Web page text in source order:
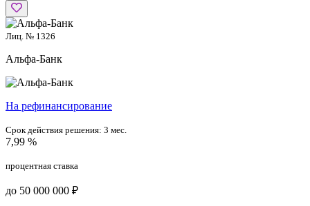
Лиц. № 1326
Альфа-Банк
На рефинансирование
Срок действия решения: 3 мес.
7,99 %
процентная ставка
до 50 000 000 ₽